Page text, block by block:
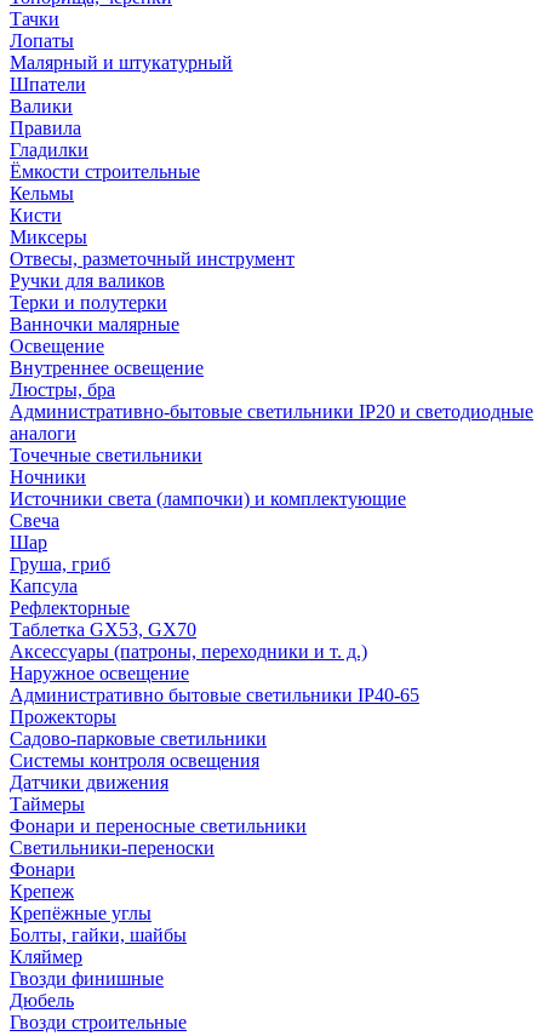
Тачки
Лопаты
Малярный и штукатурный
Шпатели
Валики
Правила
Гладилки
Ёмкости строительные
Кельмы
Кисти
Миксеры
Отвесы, разметочный инструмент
Ручки для валиков
Терки и полутерки
Ванночки малярные
Освещение
Внутреннее освещение
Люстры, бра
Административно-бытовые светильники IP20 и светодиодные
аналоги
Точечные светильники
Ночники
Источники света (лампочки) и комплектующие
Свеча
Шар
Груша, гриб
Капсула
Рефлекторные
Таблетка GX53, GX70
Аксессуары (патроны, переходники и т. д.)
Наружное освещение
Административно бытовые светильники IP40-65
Прожекторы
Садово-парковые светильники
Системы контроля освещения
Датчики движения
Таймеры
Фонари и переносные светильники
Светильники-переноски
Фонари
Крепеж
Крепёжные углы
Болты, гайки, шайбы
Кляймер
Гвозди финишные
Дюбель
Гвозди строительные